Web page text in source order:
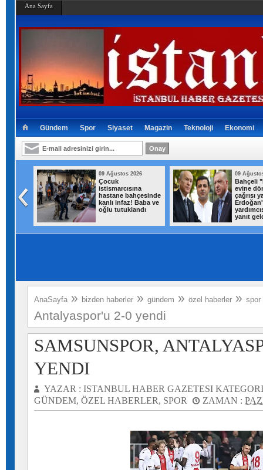
Ana Sayfa
Gündem Spor Siyaset Magazin Teknoloji Ekonomi
09 Ağustos 2026
Çocuk
istismarcısına
hastane bahçesinde
kanlı infaz! Baba ve
oğlu tutuklandı
09
Bahçeli
evine
çağrısı
yanıt
AnaSayfa » bizden haberler » gündem » özel haberler » spor
Antalyaspor'u 2-0 yendi
SAMSUNSPOR,
YENDI
YAZAR : ISTANBUL HABER GAZETESI
GÜNDEM, ÖZEL HABERLER, SPOR ZAMAN :